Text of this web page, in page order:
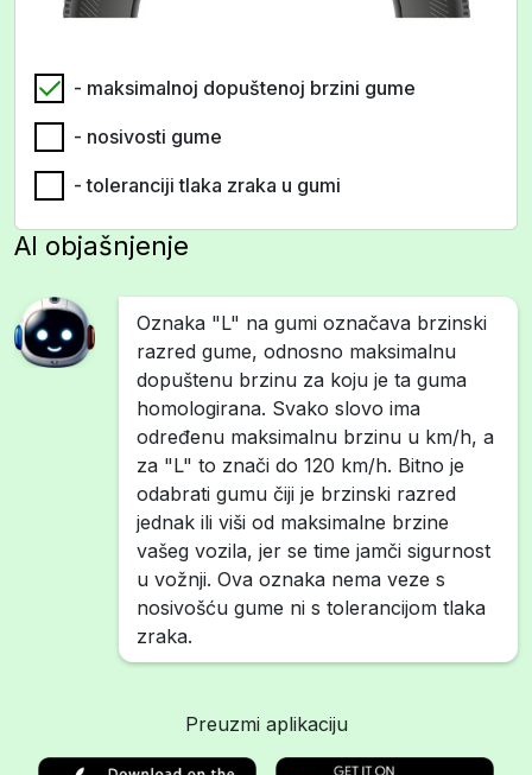
- maksimalnoj dopuštenoj brzini gume
- nosivosti gume
- toleranciji tlaka zraka u gumi
AI objašnjenje
Oznaka "L" na gumi označava brzinski
razred gume, odnosno maksimalnu
dopuštenu brzinu za koju je ta guma
homologirana. Svako slovo ima
određenu maksimalnu brzinu u km/h, a
za "L" to znači do 120 km/h. Bitno je
odabrati gumu čiji je brzinski razred
jednak ili viši od maksimalne brzine
vašeg vozila, jer se time jamči sigurnost
u vožnji. Ova oznaka nema veze s
nosivošću gume ni s tolerancijom tlaka
zraka.
Preuzmi aplikaciju